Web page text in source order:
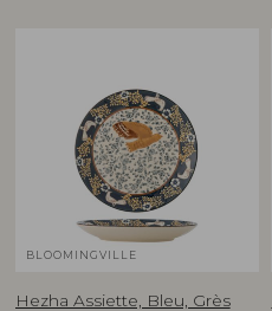
BLOOMINGVILLE
Hezha Assiette, Bleu, Grès